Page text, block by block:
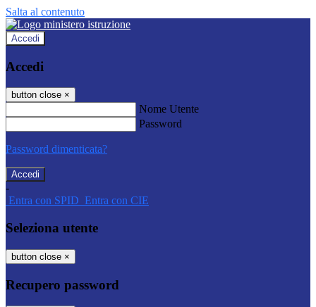
Salta al contenuto
Accedi
Accedi
button close ×
Nome Utente
Password
Password dimenticata?
-
Entra con SPID Entra con CIE
Seleziona utente
button close ×
Recupero password